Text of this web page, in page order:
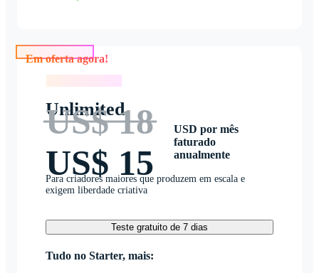
Unlimited
US$ 18
US$ 15
USD por mês
faturado
anualmente
Para criadores maiores que produzem em escala e
exigem liberdade criativa
Teste gratuito de 7 dias
Tudo no Starter, mais: